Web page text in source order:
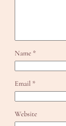
Name *
Email *
Website